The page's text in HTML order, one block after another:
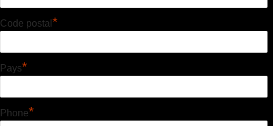
Code postal *
Pays*
Phone*